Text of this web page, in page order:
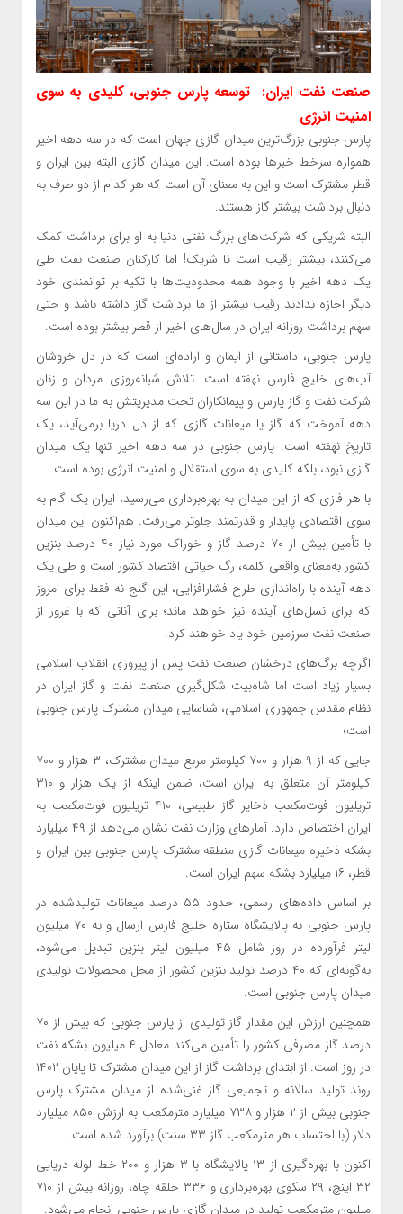
صنعت نفت ایران: توسعه پارس جنوبی، کلیدی به سوی
امنیت انرژی
پارس جنوبی بزرگ‌ترین میدان گازی جهان است که در سه دهه اخیر
همواره سرخط خبرها بوده است. این میدان گازی البته بین ایران و
قطر مشترک است و این به معنای آن است که هر کدام از دو طرف به
دنبال برداشت بیشتر گاز هستند.
البته شریکی که شرکت‌های بزرگ نفتی دنیا به او برای برداشت کمک
می‌کنند، بیشتر رقیب است تا شریک! اما کارکنان صنعت نفت طی
یک دهه اخیر با وجود همه محدودیت‌ها با تکیه بر توانمندی خود
دیگر اجازه ندادند رقیب بیشتر از ما برداشت گاز داشته باشد و حتی
سهم برداشت روزانه ایران در سال‌های اخیر از قطر بیشتر بوده است.
پارس جنوبی، داستانی از ایمان و اراده‌ای است که در دل خروشان
آب‌های خلیج فارس نهفته است. تلاش شبانه‌روزی مردان و زنان
شرکت نفت و گاز پارس و پیمانکاران تحت مدیریتش به ما در این سه
دهه آموخت که گاز یا میعانات گازی که از دل دریا برمی‌آید، یک
تاریخ نهفته است. پارس جنوبی در سه دهه اخیر تنها یک میدان
گازی نبود، بلکه کلیدی به سوی استقلال و امنیت انرژی بوده است.
با هر فازی که از این میدان به بهره‌برداری می‌رسید، ایران یک گام به
سوی اقتصادی پایدار و قدرتمند جلوتر می‌رفت. هم‌اکنون این میدان
با تأمین بیش از ۷۰ درصد گاز و خوراک مورد نیاز ۴۰ درصد بنزین
کشور به‌معنای واقعی کلمه، رگ حیاتی اقتصاد کشور است و طی یک
دهه آینده با راه‌اندازی طرح فشارافزایی، این گنج نه فقط برای امروز
که برای نسل‌های آینده نیز خواهد ماند؛ برای آنانی که با غرور از
صنعت نفت سرزمین خود یاد خواهند کرد.
اگرچه برگ‌های درخشان صنعت نفت پس از پیروزی انقلاب اسلامی
بسیار زیاد است اما شاه‌بیت شکل‌گیری صنعت نفت و گاز ایران در
نظام مقدس جمهوری اسلامی، شناسایی میدان مشترک پارس جنوبی
است؛
جایی که از ۹ هزار و ۷۰۰ کیلومتر مربع میدان مشترک، ۳ هزار و ۷۰۰
کیلومتر آن متعلق به ایران است، ضمن اینکه از یک هزار و ۳۱۰
تریلیون فوت‌مکعب ذخایر گاز طبیعی، ۴۱۰ تریلیون فوت‌مکعب به
ایران اختصاص دارد. آمارهای وزارت نفت نشان می‌دهد از ۴۹ میلیارد
بشکه ذخیره میعانات گازی منطقه مشترک پارس جنوبی بین ایران و
قطر، ۱۶ میلیارد بشکه سهم ایران است.
بر اساس داده‌های رسمی، حدود ۵۵ درصد میعانات تولیدشده در
پارس جنوبی به پالایشگاه ستاره خلیج فارس ارسال و به ۷۰ میلیون
لیتر فرآورده در روز شامل ۴۵ میلیون لیتر بنزین تبدیل می‌شود،
به‌گونه‌ای که ۴۰ درصد تولید بنزین کشور از محل محصولات تولیدی
میدان پارس جنوبی است.
همچنین ارزش این مقدار گاز تولیدی از پارس جنوبی که بیش از ۷۰
درصد گاز مصرفی کشور را تأمین می‌کند معادل ۴ میلیون بشکه نفت
در روز است. از ابتدای برداشت گاز از این میدان مشترک تا پایان ۱۴۰۲
روند تولید سالانه و تجمیعی گاز غنی‌شده از میدان مشترک پارس
جنوبی بیش از ۲ هزار و ۷۳۸ میلیارد مترمکعب به ارزش ۸۵۰ میلیارد
دلار (با احتساب هر مترمکعب گاز ۳۳ سنت) برآورد شده است.
اکنون با بهره‌گیری از ۱۳ پالایشگاه با ۳ هزار و ۲۰۰ خط لوله دریایی
۳۲ اینچ، ۲۹ سکوی بهره‌برداری و ۳۳۶ حلقه چاه، روزانه بیش از ۷۱۰
میلیون مترمکعب تولید در میدان گازی پارس جنوبی انجام می‌شود.